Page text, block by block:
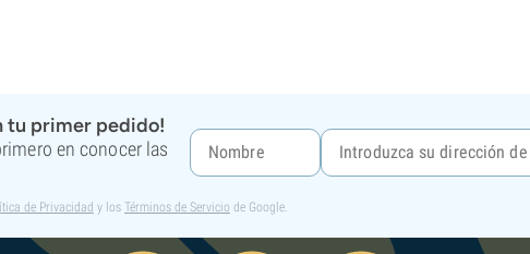
tu primer pedido!
en conocer las
de Privacidad y los Términos de Servicio de Google.